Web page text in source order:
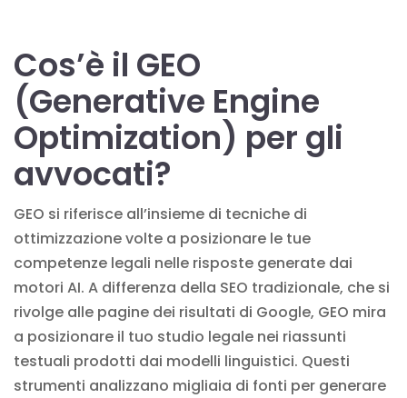
Cos’è il GEO
(Generative Engine
Optimization) per gli
avvocati?
GEO si riferisce all’insieme di tecniche di
ottimizzazione volte a posizionare le tue
competenze legali nelle risposte generate dai
motori AI. A differenza della SEO tradizionale, che si
rivolge alle pagine dei risultati di Google, GEO mira
a posizionare il tuo studio legale nei riassunti
testuali prodotti dai modelli linguistici. Questi
strumenti analizzano migliaia di fonti per generare